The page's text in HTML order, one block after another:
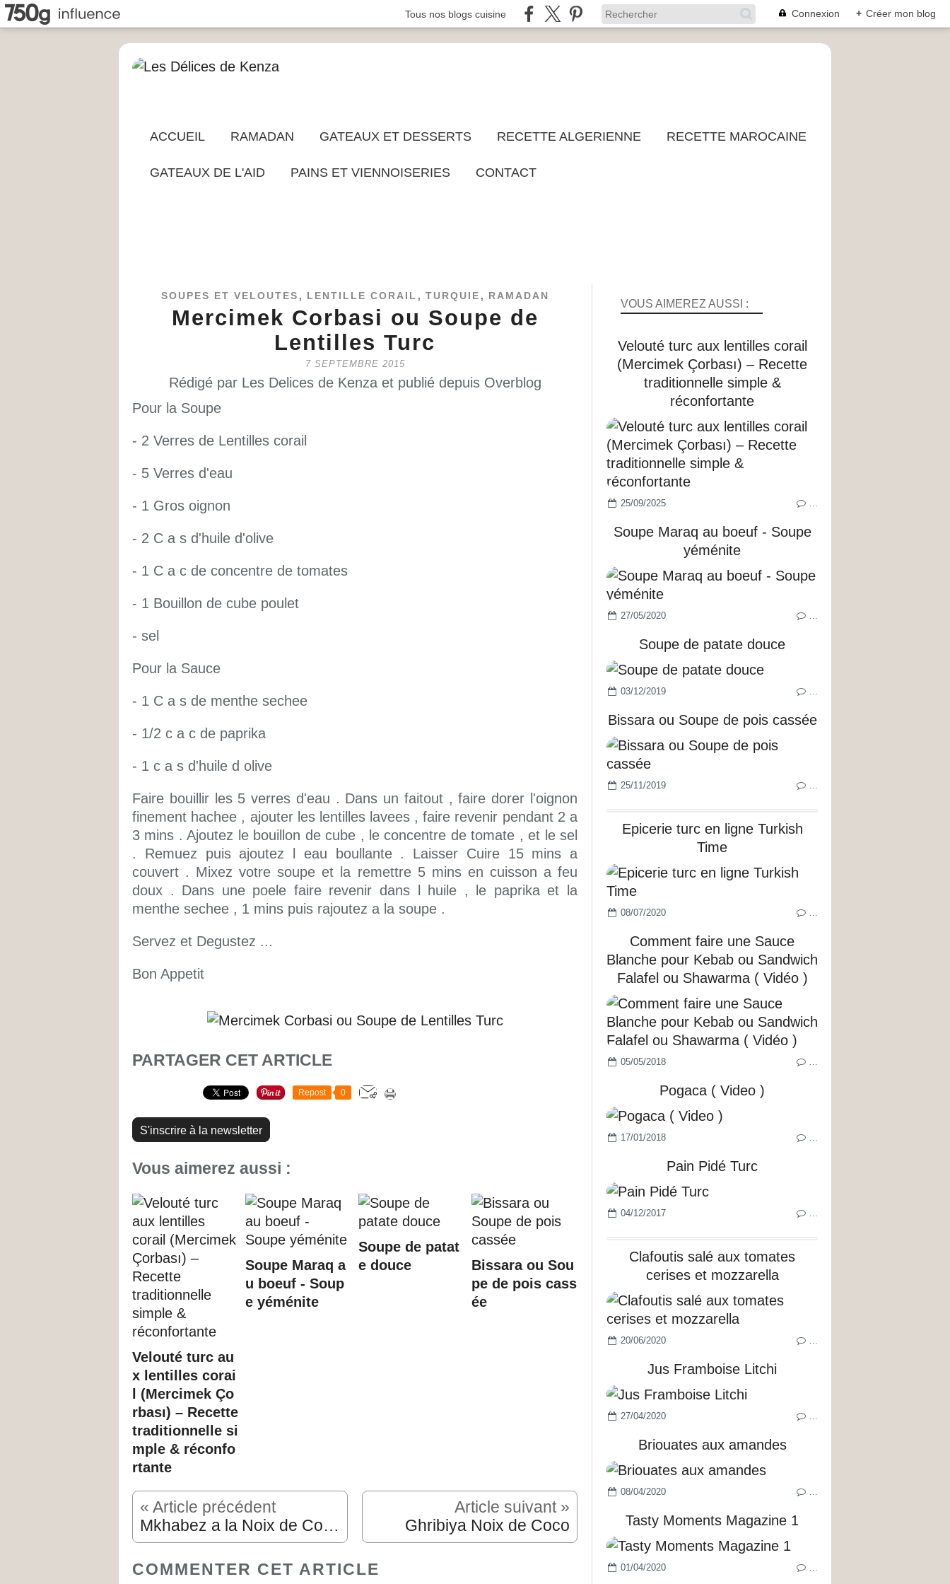
Tous nos blogs cuisine Connexion + Créer mon blog
ACCUEIL RAMADAN GATEAUX ET DESSERTS RECETTE ALGERIENNE RECETTE MAROCAINE
GATEAUX DE L'AID PAINS ET VIENNOISERIES CONTACT
SOUPES ET VELOUTES , LENTILLE CORAIL , TURQUIE , RAMADAN
Mercimek Corbasi ou Soupe de
Lentilles Turc
7 SEPTEMBRE 2015
Rédigé par Les Delices de Kenza et publié depuis Overblog
Pour la Soupe
- 2 Verres de Lentilles corail
- 5 Verres d'eau
- 1 Gros oignon
- 2 C a s d'huile d'olive
- 1 C a c de concentre de tomates
- 1 Bouillon de cube poulet
- sel
Pour la Sauce
- 1 C a s de menthe sechee
- 1/2 c a c de paprika
- 1 c a s d'huile d olive
Faire bouillir les 5 verres d'eau . Dans un faitout , faire dorer l'oignon
finement hachee , ajouter les lentilles lavees , faire revenir pendant 2 a
3 mins . Ajoutez le bouillon de cube , le concentre de tomate , et le sel
. Remuez puis ajoutez l eau boullante . Laisser Cuire 15 mins a
couvert . Mixez votre soupe et la remettre 5 mins en cuisson a feu
doux . Dans une poele faire revenir dans l huile , le paprika et la
menthe sechee , 1 mins puis rajoutez a la soupe .
Servez et Degustez ...
Bon Appetit
PARTAGER CET ARTICLE
Repost 0
S'inscrire à la newsletter
Vous aimerez aussi :
Velouté turc au
x lentilles corai
l (Mercimek Ço
rbası) – Recette
traditionnelle si
mple & réconfo
rtante
Soupe Maraq a
u boeuf - Soup
e yéménite
Soupe de patat
e douce
Bissara ou Sou
pe de pois cass
ée
« Article précédent
Mkhabez a la Noix de Coco
Article suivant »
Ghribiya Noix de Coco
COMMENTER CET ARTICLE
VOUS AIMEREZ AUSSI :
Velouté turc aux lentilles corail
(Mercimek Çorbası) – Recette
traditionnelle simple &
réconfortante
25/09/2025 …
Soupe Maraq au boeuf - Soupe
yéménite
27/05/2020 …
Soupe de patate douce
03/12/2019 …
Bissara ou Soupe de pois cassée
25/11/2019 …
Epicerie turc en ligne Turkish
Time
08/07/2020 …
Comment faire une Sauce
Blanche pour Kebab ou Sandwich
Falafel ou Shawarma ( Vidéo )
05/05/2018 …
Pogaca ( Video )
17/01/2018 …
Pain Pidé Turc
04/12/2017 …
Clafoutis salé aux tomates
cerises et mozzarella
20/06/2020 …
Jus Framboise Litchi
27/04/2020 …
Briouates aux amandes
08/04/2020 …
Tasty Moments Magazine 1
01/04/2020 …